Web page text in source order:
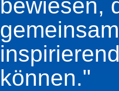
bewiesen,
können."